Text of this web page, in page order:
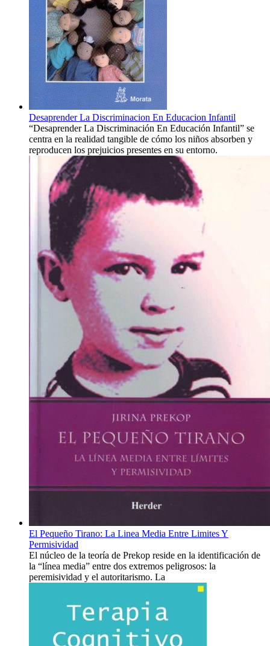
Desaprender La Discriminacion En Educacion Infantil
“Desaprender La Discriminación En Educación Infantil” se
centra en la realidad tangible de cómo los niños absorben y
reproducen los prejuicios presentes en su entorno.
El Pequeño Tirano: La Linea Media Entre Limites Y
Permisividad
El núcleo de la teoría de Prekop reside en la identificación de
la “línea media” entre dos extremos peligrosos: la
peremisividad y el autoritarismo. La